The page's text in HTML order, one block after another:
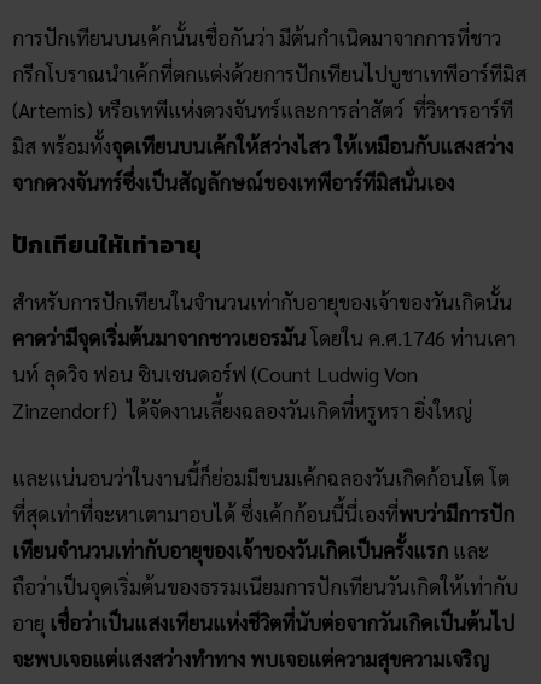
การปักเทียนบนเค้กนั้นเชื่อกันว่า มีต้นกำเนิดมาจากการที่ชาว
กรีกโบราณนำเค้กที่ตกแต่งด้วยการปักเทียนไปบูชาเทพีอาร์ทีมิส
(Artemis) หรือเทพีแห่งดวงจันทร์และการล่าสัตว์ ที่วิหารอาร์ที
มิส พร้อมทั้งจุดเทียนบนเค้กให้สว่างไสว ให้เหมือนกับแสงสว่าง
จากดวงจันทร์ซึ่งเป็นสัญลักษณ์ของเทพีอาร์ทีมิสนั่นเอง
ปักเทียนให้เท่าอายุ
สำหรับการปักเทียนในจำนวนเท่ากับอายุของเจ้าของวันเกิดนั้น
คาดว่ามีจุดเริ่มต้นมาจากชาวเยอรมันโดยใน ค.ศ.1746 ท่านเคา
นท์ ลุดวิจ ฟอน ซินเซนดอร์ฟ (Count Ludwig Von
Zinzendorf) ได้จัดงานเลี้ยงฉลองวันเกิดที่หรูหรา ยิ่งใหญ่
และแน่นอนว่าในงานนี้ก็ย่อมมีขนมเค้กฉลองวันเกิดก้อนโต โต
ที่สุดเท่าที่จะหาเตามาอบได้ ซึ่งเค้กก้อนนี้นี่เองที่พบว่ามีการปัก
เทียนจำนวนเท่ากับอายุของเจ้าของวันเกิดเป็นครั้งแรก และ
ถือว่าเป็นจุดเริ่มต้นของธรรมเนียมการปักเทียนวันเกิดให้เท่ากับ
อายุ เชื่อว่าเป็นแสงเทียนแห่งชีวิตที่นับต่อจากวันเกิดเป็นต้นไป
จะพบเจอแต่แสงสว่างทำทาง พบเจอแต่ความสุขความเจริญ